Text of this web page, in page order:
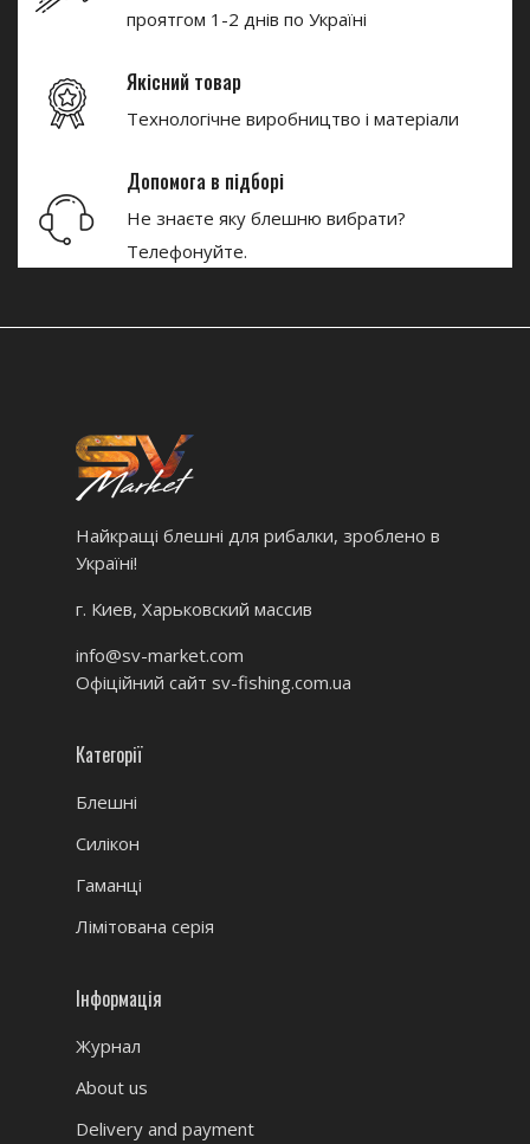
проятгом 1-2 днів по Україні
Якісний товар
Технологічне виробництво і матеріали
Допомога в підборі
Не знаєте яку блешню вибрати?
Телефонуйте.
Найкращі блешні для рибалки, зроблено в
Україні!
г. Киев, Харьковский массив
info@sv-market.com
Офіційний сайт sv-fishing.com.ua
Категорії
Блешні
Силікон
Гаманці
Лімітована серія
Інформація
Журнал
About us
Delivery and payment